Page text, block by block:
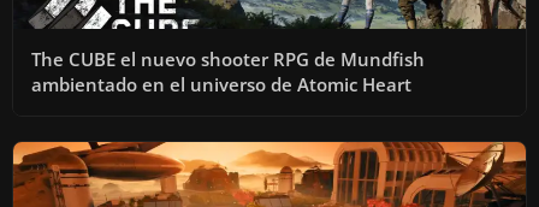
The CUBE el nuevo shooter RPG de Mundfish
ambientado en el universo de Atomic Heart